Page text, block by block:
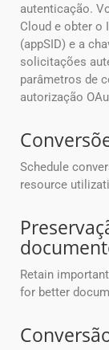
autenticação.
Cloud e obter o
(appSID) e a
solicitações
parâmetros de
autorização
Schedule
resource
Retain
for better